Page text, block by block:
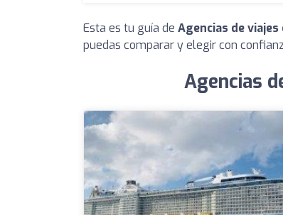
Esta es tu guía de Agencias de
puedas comparar y elegir con
Agencias